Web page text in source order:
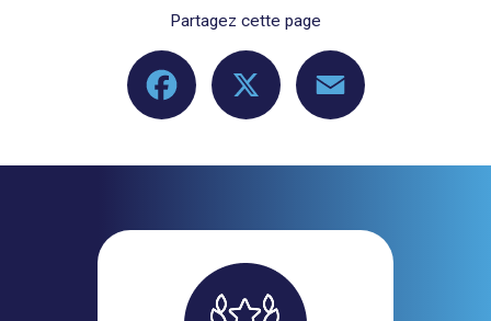
Partagez cette page
Facebook